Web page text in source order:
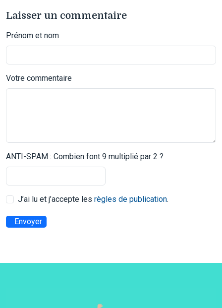
Laisser un commentaire
Prénom et nom
Votre commentaire
ANTI-SPAM : Combien font 9 multiplié par 2 ?
J’ai lu et j’accepte les règles de publication.
Envoyer